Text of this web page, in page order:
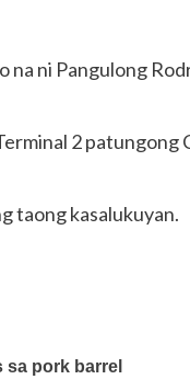
ni Pangulong
2
taong kasalukuyan.
sa pork barrel